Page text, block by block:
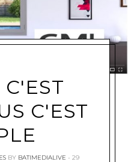
C'EST
BY BATIMEDIALIVE
29